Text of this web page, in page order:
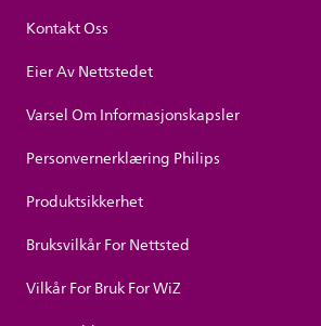
Kontakt Oss
Eier Av Nettstedet
Varsel Om Informasjonskapsler
Personvernerklæring Philips
Produktsikkerhet
Bruksvilkår For Nettsted
Vilkår For Bruk For WiZ